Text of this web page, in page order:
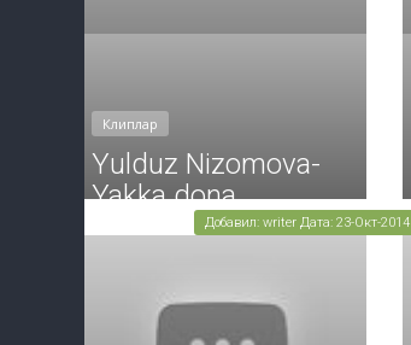
Клиплар
Yulduz Nizomova-
Yakka dona
Добавил: writer Дата: 23-Окт-2014